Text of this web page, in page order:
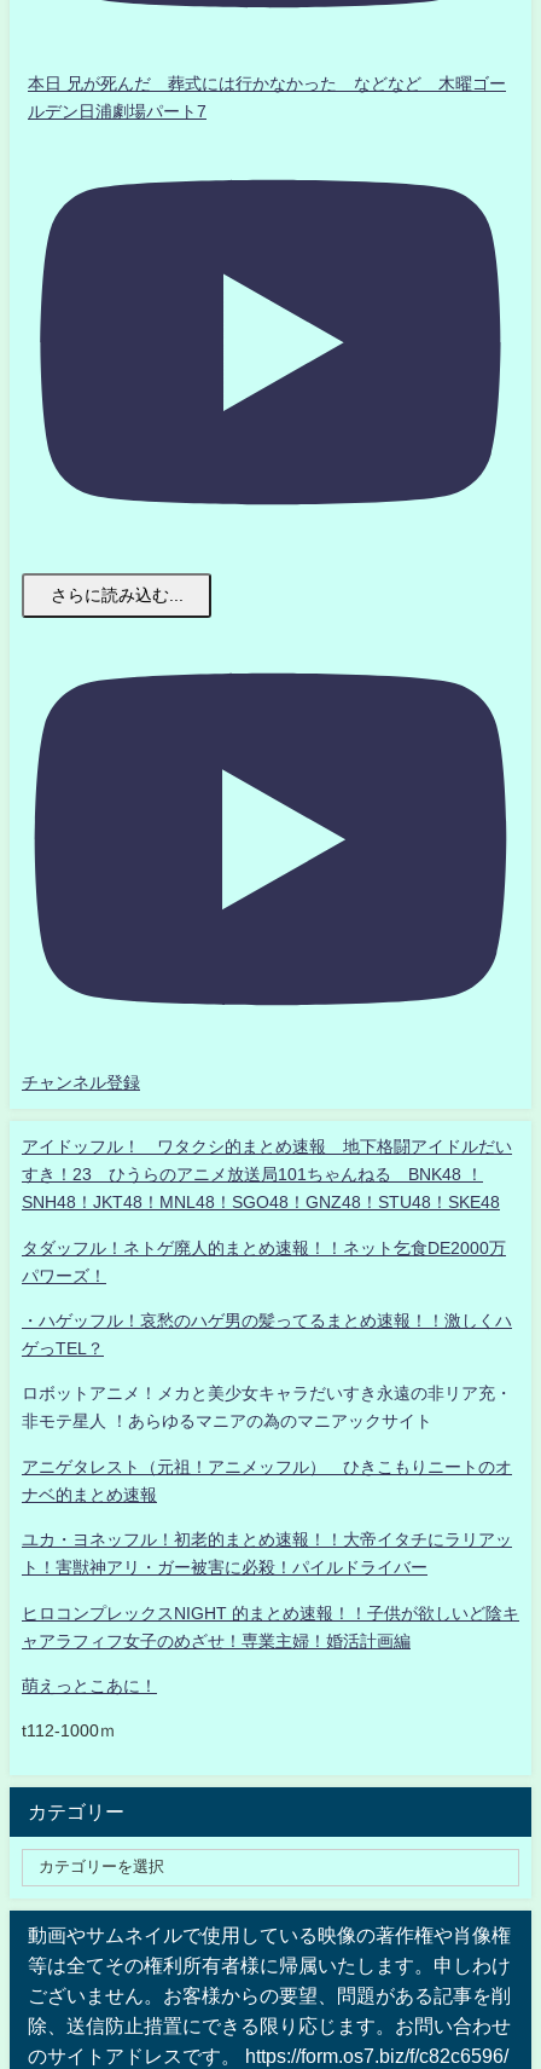
本日 兄が死んだ 葬式には行かなかった などなど 木曜ゴー
ルデン日浦劇場パート7
さらに読み込む...
チャンネル登録
アイドッフル！ ワタクシ的まとめ速報 地下格闘アイドルだい
すき！23 ひうらのアニメ放送局101ちゃんねる BNK48 ！
SNH48！JKT48！MNL48！SGO48！GNZ48！STU48！SKE48
タダッフル！ネトゲ廃人的まとめ速報！！ネット乞食DE2000万
パワーズ！
・ハゲッフル！哀愁のハゲ男の髪ってるまとめ速報！！激しくハ
ゲっTEL？
ロボットアニメ！メカと美少女キャラだいすき永遠の非リア充・
非モテ星人 ！あらゆるマニアの為のマニアックサイト
アニゲタレスト（元祖！アニメッフル） ひきこもりニートのオ
ナベ的まとめ速報
ユカ・ヨネッフル！初老的まとめ速報！！大帝イタチにラリアッ
ト！害獣神アリ・ガー被害に必殺！パイルドライバー
ヒロコンプレックスNIGHT 的まとめ速報！！子供が欲しいど陰キ
ャアラフィフ女子のめざせ！専業主婦！婚活計画編
萌えっとこあに！
t112-1000ｍ
カテゴリー
動画やサムネイルで使用している映像の著作権や肖像権
等は全てその権利所有者様に帰属いたします。申しわけ
ございません。お客様からの要望、問題がある記事を削
除、送信防止措置にできる限り応じます。お問い合わせ
のサイトアドレスです。 https://form.os7.biz/f/c82c6596/